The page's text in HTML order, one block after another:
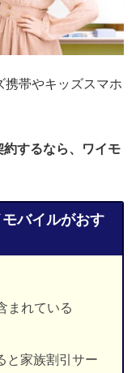
携帯やキッズスマホ
するなら、ワイモ
バイルがおす
まれている
と家族割引サー